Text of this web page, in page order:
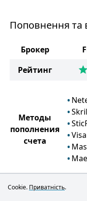
Поповнення та
Брокер
Рейтинг
Методы
пополнения
счета
Visa
Cookie. Приватність.